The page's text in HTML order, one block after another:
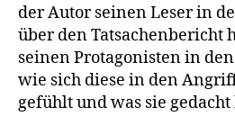
der Autor seinen Leser in
über den Tatsachenbericht
seinen Protagonisten in
wie sich diese in den
gefühlt und was sie gedacht